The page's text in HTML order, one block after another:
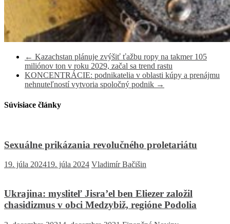
← Kazachstan plánuje zvýšiť ťažbu ropy na takmer 105
miliónov ton v roku 2029, začal sa trend rastu
KONCENTRÁCIE: podnikatelia v oblasti kúpy a prenájmu
nehnuteľností vytvoria spoločný podnik →
Súvisiace články
Sexuálne prikázania revolučného proletariátu
19. júla 202419. júla 2024 Vladimír Bačišin
Ukrajina: mysliteľ Jisra’el ben Eliezer založil
chasidizmus v obci Medzybiž, regióne Podolia